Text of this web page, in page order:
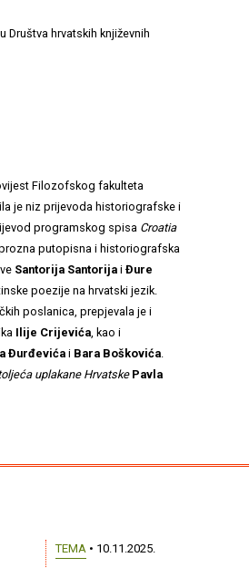
Društva hrvatskih književnih
Filozofskog fakulteta
je niz prijevoda historiografske i
programskog spisa Croatia
putopisna i historiografska
Santorija Santorija i Đure
poezije na hrvatski jezik.
poslanica, prepjevala je i
Ilije Crijevića , kao i
Đurđevićai Bara Boškovića
uplakane Hrvatske Pavla
TEMA • 10.11.2025.